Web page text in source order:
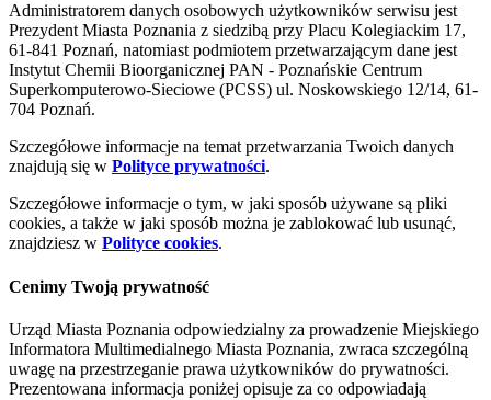
Administratorem danych osobowych użytkowników serwisu jest
Prezydent Miasta Poznania z siedzibą przy Placu Kolegiackim 17,
61-841 Poznań, natomiast podmiotem przetwarzającym dane jest
Instytut Chemii Bioorganicznej PAN - Poznańskie Centrum
Superkomputerowo-Sieciowe (PCSS) ul. Noskowskiego 12/14, 61-
704 Poznań.
Szczegółowe informacje na temat przetwarzania Twoich danych
znajdują się w Polityce prywatności.
Szczegółowe informacje o tym, w jaki sposób używane są pliki
cookies, a także w jaki sposób można je zablokować lub usunąć,
znajdziesz w Polityce cookies.
Cenimy Twoją prywatność
Urząd Miasta Poznania odpowiedzialny za prowadzenie Miejskiego
Informatora Multimedialnego Miasta Poznania, zwraca szczególną
uwagę na przestrzeganie prawa użytkowników do prywatności.
Prezentowana informacja poniżej opisuje za co odpowiadają